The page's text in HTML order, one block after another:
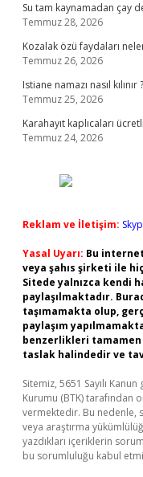
Su tam kaynamadan çay
Temmuz 28, 2026
Kozalak özü faydaları
Temmuz 26, 2026
Istiane namazı nasıl kılınır ?
Temmuz 25, 2026
Karahayıt kaplıcaları
Temmuz 24, 2026
Reklam ve İletişim:
Yasal Uyarı: Bu
veya şahıs şirketi ile
Sitede yalnızca kendi
paylaşılmaktadır.
taşımamakta olup,
paylaşım
benzerlikleri
taslak halindedir ve
Sitemiz, 5651 Sayılı
Kurumu (BTK) tarafından
vermektedir. Bu nedenle,
veya araştırma
yazdıkları içeriklerin
bu sorumluluğu kabul